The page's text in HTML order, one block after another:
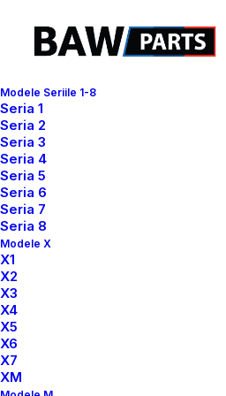
Modele Seriile 1-8
Seria 1
Seria 2
Seria 3
Seria 4
Seria 5
Seria 6
Seria 7
Seria 8
Modele X
X1
X2
X3
X4
X5
X6
X7
XM